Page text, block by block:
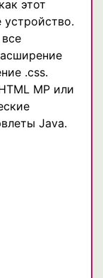
этот
устройство.
.css.
MP или
Java.